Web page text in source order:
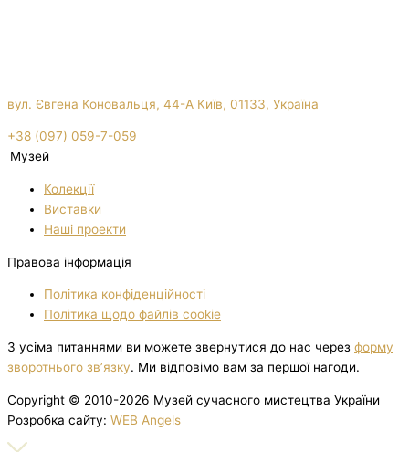
вул. Євгена Коновальця, 44-А Київ, 01133, Україна
+38 (097) 059-7-059
Музей
Колекції
Виставки
Нашi проекти
Правова інформація
Політика конфіденційності
Політика щодо файлів cookie
З усіма питаннями ви можете звернутися до нас через форму
зворотнього зв’язку. Ми відповімо вам за першої нагоди.
Copyright © 2010-2026 Музей сучасного мистецтва України
Розробка сайту: WEB Angels